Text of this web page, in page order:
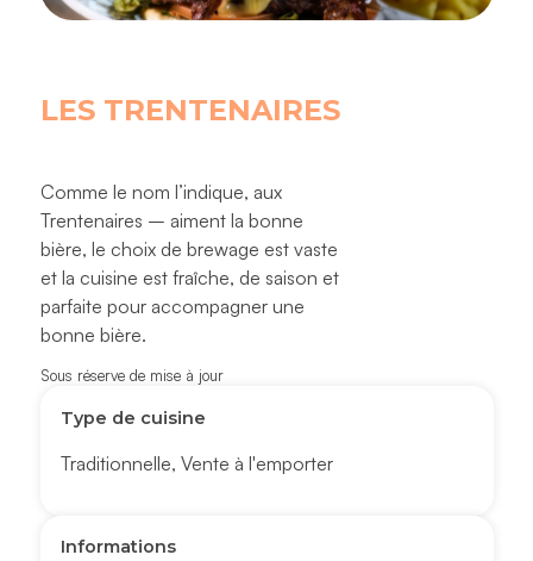
LES TRENTENAIRES
Comme le nom l’indique, aux
Trentenaires – aiment la bonne
bière, le choix de brewage est vaste
et la cuisine est fraîche, de saison et
parfaite pour accompagner une
bonne bière.
Sous réserve de mise à jour
Type de cuisine
Traditionnelle,Vente à l'emporter
Informations